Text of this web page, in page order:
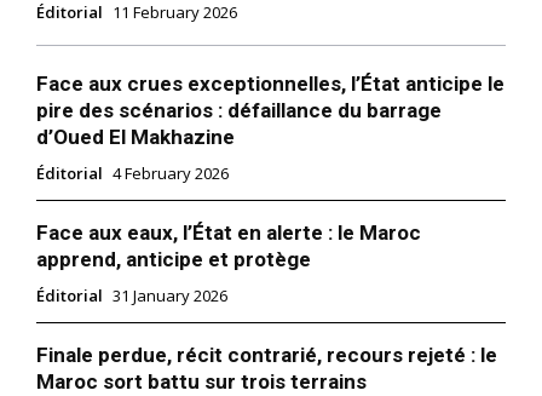
le1.ma
l'intelligence de
l'information
Éditorial 11 February 2026
Face aux crues exceptionnelles, l’État anticipe le
pire des scénarios : défaillance du barrage
d’Oued El Makhazine
Éditorial 4 February 2026
Face aux eaux, l’État en alerte : le Maroc
apprend, anticipe et protège
Éditorial 31 January 2026
Finale perdue, récit contrarié, recours rejeté : le
Maroc sort battu sur trois terrains